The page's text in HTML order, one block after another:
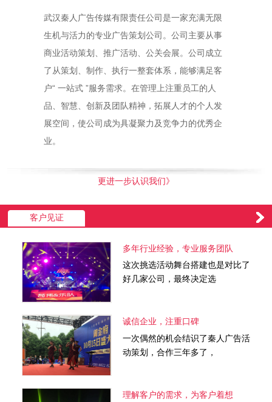
武汉秦人广告传媒有限责任公司是一家充满无限
生机与活力的专业广告策划公司。公司主要从事
商业活动策划、推广活动、公关会展。公司成立
了从策划、制作、执行一整套体系，能够满足客
户“ 一站式 ”服务需求。在管理上注重员工的人
品、智慧、创新及团队精神，拓展人才的个人发
展空间，使公司成为具凝聚力及竞争力的优秀企
业。
更进一步认识我们》
客户见证
多年行业经验，专业服务团队
这次挑选活动舞台搭建也是对比了
好几家公司，最终决定选
诚信企业，注重口碑
一次偶然的机会结识了秦人广告活
动策划，合作三年多了，
理解客户的需求，为客户着想